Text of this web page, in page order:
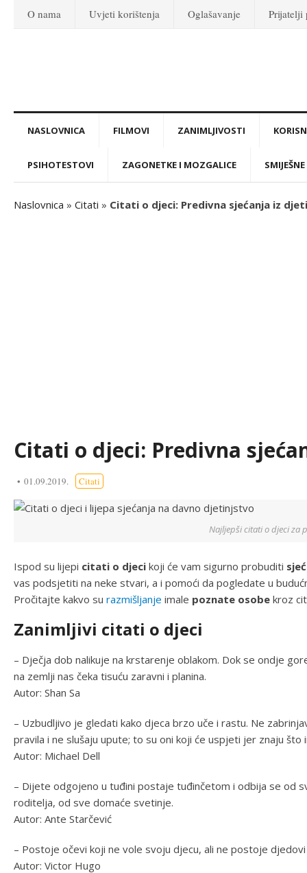
O nama Uvjeti korištenja Oglašavanje Prijatelji
NASLOVNICA FILMOVI ZANIMLJIVOSTI
PSIHOTESTOVI ZAGONETKE I MOZGALICE
Naslovnica » Citati » Citati o djeci: Predivna sjećanja iz
Citati o djeci: Predivna
01.09.2019. Citati
Najljepši citati o djeci za
Ispod su lijepi citati o djeci koji će vam sigurno probuditi
vas podsjetiti na neke stvari, a i pomoći da pogledate u
Pročitajte kakvo su razmišljanje imale poznate osobe kroz
Zanimljivi citati o djeci
– Dječja dob nalikuje na krstarenje oblakom. Dok se ondje
na zemlji nas čeka tisuću zaravni i planina.
Autor: Shan Sa
– Uzbudljivo je gledati kako djeca brzo uče i rastu. Ne
pravila i ne slušaju upute; to su oni koji će uspjeti jer znaju što
Autor: Michael Dell
– Dijete odgojeno u tuđini postaje tuđinčetom i odbija se od
roditelja, od sve domaće svetinje.
Autor: Ante Starčević
– Postoje očevi koji ne vole svoju djecu, ali ne postoje
Autor: Victor Hugo